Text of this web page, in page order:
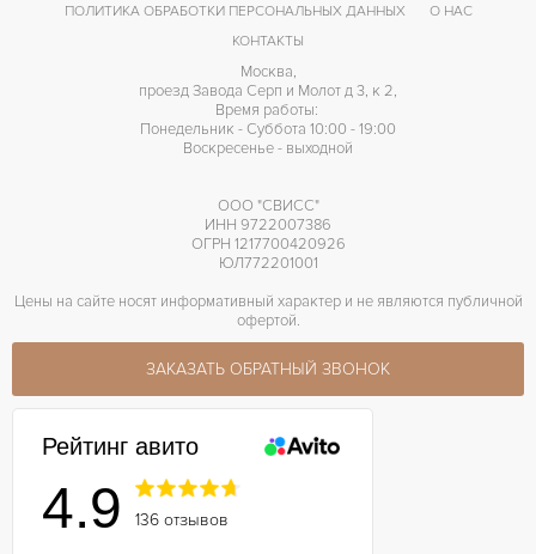
ПОЛИТИКА ОБРАБОТКИ ПЕРСОНАЛЬНЫХ ДАННЫХ
О НАС
КОНТАКТЫ
Москва,
проезд Завода Серп и Молот д 3, к 2,
Время работы:
Понедельник - Суббота 10:00 - 19:00
Воскресенье - выходной
ООО "СВИСС"
ИНН 9722007386
ОГРН 1217700420926
ЮЛ772201001
Цены на сайте носят информативный характер и не являются публичной
офертой.
ЗАКАЗАТЬ ОБРАТНЫЙ ЗВОНОК
Рейтинг авито
4.9 136 отзывов